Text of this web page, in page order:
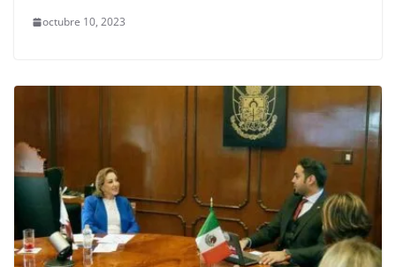
octubre 10, 2023